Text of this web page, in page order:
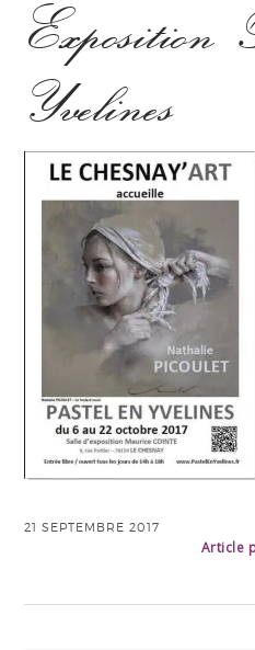
Exposition
Yvelines
21 SEPTEMBRE 2017
Article